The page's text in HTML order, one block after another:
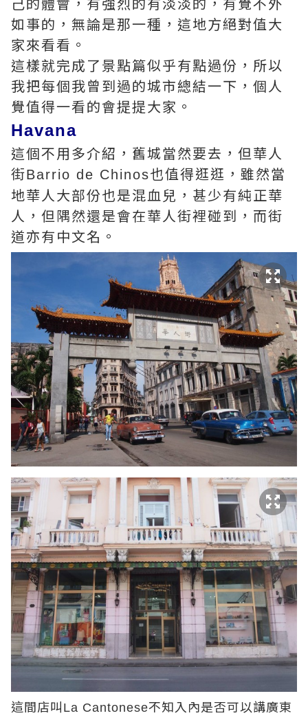
如事的，無論是那一種，這地方絕對值大
家來看看。
這樣就完成了景點篇似乎有點過份，所以
我把每個我曾到過的城市總結一下，個人
覺值得一看的會提提大家。
Havana
這個不用多介紹，舊城當然要去，但華人
街Barrio de Chinos也值得逛逛，雖然當
地華人大部份也是混血兒，甚少有純正華
人，但隅然還是會在華人街裡碰到，而街
道亦有中文名。
這間店叫 La Cantonese不知入內是否可以講廣東